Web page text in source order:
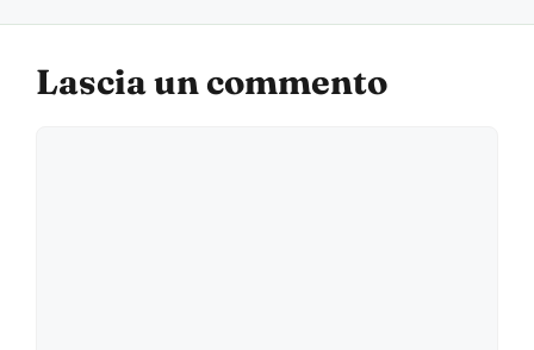
Lascia un commento